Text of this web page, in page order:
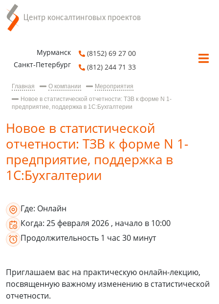
Мурманск
Санкт-Петербург
(8152) 69 27 00
(812) 244 71 33
Главная О компании
Мероприятия
Новое в статистической отчетности: ТЗВ к форме N 1-
предприятие, поддержка в 1С:Бухгалтерии
Новое в статистической
отчетности: ТЗВ к форме N 1-
предприятие, поддержка в
1С:Бухгалтерии
Где: Онлайн
Когда: 25 февраля 2026 , начало в 10:00
Продолжительность 1 час 30 минут
Приглашаем вас на практическую онлайн-лекцию,
посвященную важному изменению в статистической
отчетности.